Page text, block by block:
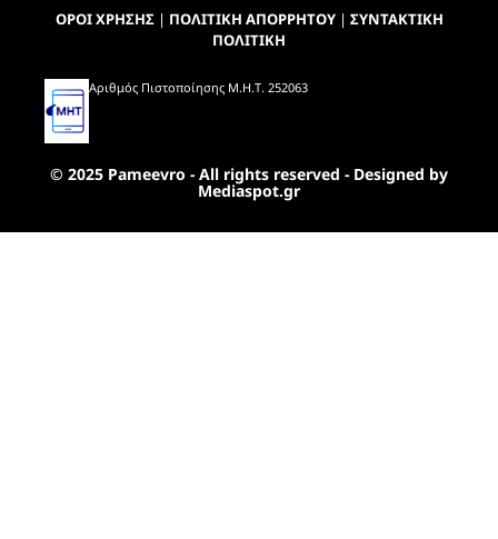
ΟΡΟΙ ΧΡΗΣΗΣ| ΠΟΛΙΤΙΚΗ ΑΠΟΡΡΗΤΟΥ| ΣΥΝΤΑΚΤΙΚΗ
ΠΟΛΙΤΙΚΗ
Αριθμός Πιστοποίησης Μ.Η.Τ. 252063
© 2025 Pameevro - All rights reserved - Designed by
Mediaspot.gr